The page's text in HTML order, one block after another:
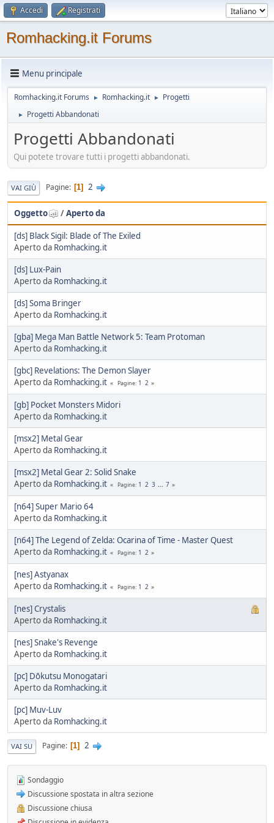
Accedi Registrati
Romhacking.it Forums
Menu principale
Romhacking.it Forums ► Romhacking.it ► Progetti
► Progetti Abbandonati
Progetti Abbandonati
Qui potete trovare tutti i progetti abbandonati.
VAI GIÙ Pagine 1 2
Oggetto /Aperto da
[ds] Black Sigil: Blade of The Exiled
Aperto da Romhacking.it
[ds] Lux-Pain
Aperto da Romhacking.it
[ds] Soma Bringer
Aperto da Romhacking.it
[gba] Mega Man Battle Network 5: Team Protoman
Aperto da Romhacking.it
[gbc] Revelations: The Demon Slayer
Aperto da Romhacking.it Pagine 1 2
[gb] Pocket Monsters Midori
Aperto da Romhacking.it
[msx2] Metal Gear
Aperto da Romhacking.it
[msx2] Metal Gear 2: Solid Snake
Aperto da Romhacking.it Pagine 1 2 3 ... 7
[n64] Super Mario 64
Aperto da Romhacking.it
[n64] The Legend of Zelda: Ocarina of Time - Master Quest
Aperto da Romhacking.it Pagine 1 2
[nes] Astyanax
Aperto da Romhacking.it Pagine 1 2
[nes] Crystalis
Aperto da Romhacking.it
[nes] Snake's Revenge
Aperto da Romhacking.it
[pc] Dōkutsu Monogatari
Aperto da Romhacking.it
[pc] Muv-Luv
Aperto da Romhacking.it
VAI SU Pagine 1 2
Sondaggio
Discussione spostata in altra sezione
Discussione chiusa